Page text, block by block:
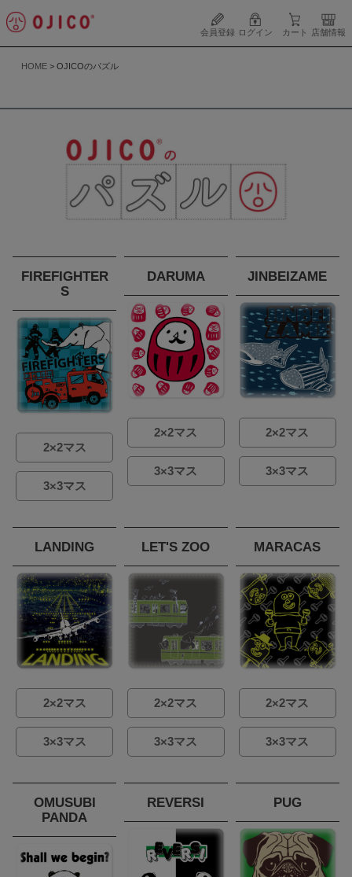
会員登録 ログイン カート 店舗情報
HOME OJICOのパズル
FIREFIGHTER
S
2×2マス
3×3マス
DARUMA
2×2マス
3×3マス
JINBEIZAME
2×2マス
3×3マス
LANDING
2×2マス
3×3マス
LET'S ZOO
2×2マス
3×3マス
MARACAS
2×2マス
3×3マス
OMUSUBI
PANDA
REVERSI PUG